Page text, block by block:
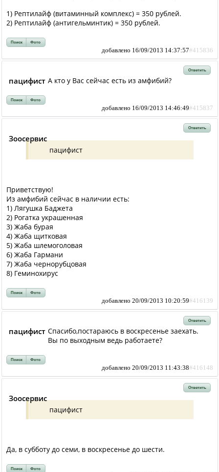
1) Рептилайф (витаминный комплекс) = 350 рублей.
2) Рептилайф (антигельминтик) = 350 рублей.
Поиск Фото
добавлено 16/09/2013 14:37:57#415836
Ответить
пацифист А кто у Вас сейчас есть из амфибий?
Поиск Фото
добавлено 16/09/2013 14:46:49#415837
Ответить
Зоосервис
пацифист
Приветствую!
Из амфибий сейчас в наличии есть:
1) Лягушка Баджета
2) Рогатка украшенная
3) Жаба бурая
4) Жаба щитковая
5) Жаба шлемоголовая
6) Жаба Гармани
7) Жаба чернорубцовая
8) Геминохирус
Поиск Фото
добавлено 20/09/2013 10:20:59#416139
Ответить
пацифист Спасибо,постараюсь в воскресенье заехать.
Вы по выходным ведь работаете?
Поиск Фото
добавлено 20/09/2013 11:43:38#416148
Ответить
Зоосервис
пацифист
Да, в субботу до семи, в воскресенье до шести.
Поиск Фото